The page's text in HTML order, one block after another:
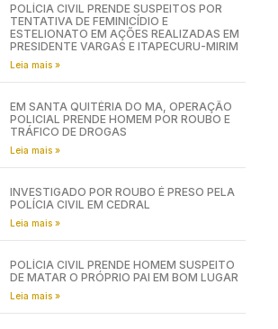
POLÍCIA CIVIL PRENDE SUSPEITOS POR
TENTATIVA DE FEMINICÍDIO E
ESTELIONATO EM AÇÕES REALIZADAS EM
PRESIDENTE VARGAS E ITAPECURU-MIRIM
Leia mais »
EM SANTA QUITÉRIA DO MA, OPERAÇÃO
POLICIAL PRENDE HOMEM POR ROUBO E
TRÁFICO DE DROGAS
Leia mais »
INVESTIGADO POR ROUBO É PRESO PELA
POLÍCIA CIVIL EM CEDRAL
Leia mais »
POLÍCIA CIVIL PRENDE HOMEM SUSPEITO
DE MATAR O PRÓPRIO PAI EM BOM LUGAR
Leia mais »